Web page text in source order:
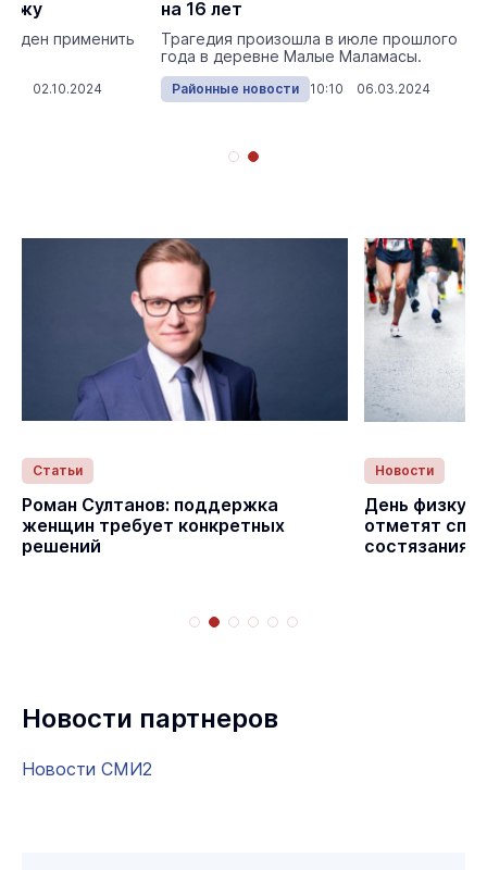
применить
02.10.2024
на 16 лет
Трагедия произошла в июле прошлого
года в деревне Малые Маламасы.
Районные новости 10:10 06.03.2024
Статьи
Роман Султанов: поддержка
женщин требует конкретных
решений
Новости
День
отметят
Новости партнеров
Новости СМИ2